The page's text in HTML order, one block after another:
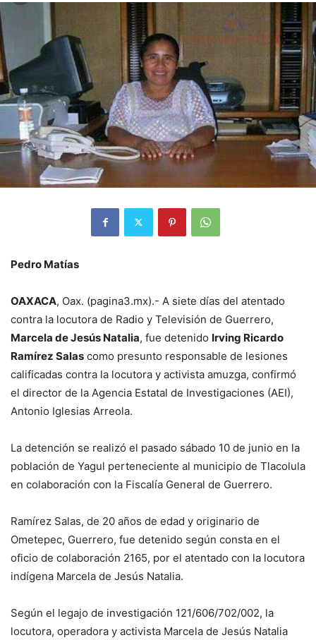
Pedro Matías
OAXACA, Oax. (pagina3.mx).- A siete días del atentado
contra la locutora de Radio y Televisión de Guerrero,
Marcela de Jesús Natalia, fue detenido Irving Ricardo
Ramírez Salas como presunto responsable de lesiones
calificadas contra la locutora y activista amuzga, confirmó
el director de la Agencia Estatal de Investigaciones (AEI),
Antonio Iglesias Arreola.
La detención se realizó el pasado sábado 10 de junio en la
población de Yagul perteneciente al municipio de Tlacolula
en colaboración con la Fiscalía General de Guerrero.
Ramírez Salas, de 20 años de edad y originario de
Ometepec, Guerrero, fue detenido según consta en el
oficio de colaboración 2165, por el atentado con la locutora
indígena Marcela de Jesús Natalia.
Según el legajo de investigación 121/606/702/002, la
locutora, operadora y activista Marcela de Jesús Natalia